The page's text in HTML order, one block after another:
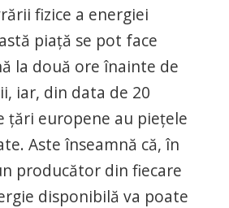
fizice a energiei
piaţă se pot face
la două ore înainte de
iar, din data de 20
ţări europene au pieţele
Aste înseamnă că, în
producător din fiecare
disponibilă va poate